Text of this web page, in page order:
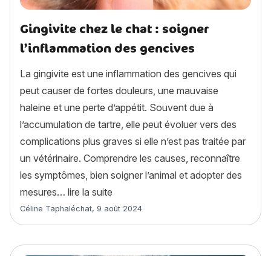
Gingivite chez le chat : soigner
l’inflammation des gencives
La gingivite est une inflammation des gencives qui
peut causer de fortes douleurs, une mauvaise
haleine et une perte d’appétit. Souvent due à
l’accumulation de tartre, elle peut évoluer vers des
complications plus graves si elle n’est pas traitée par
un vétérinaire. Comprendre les causes, reconnaître
les symptômes, bien soigner l’animal et adopter des
mesures… lire la suite
Article rédigé par
Céline Taphaléchat, 9 août 2024